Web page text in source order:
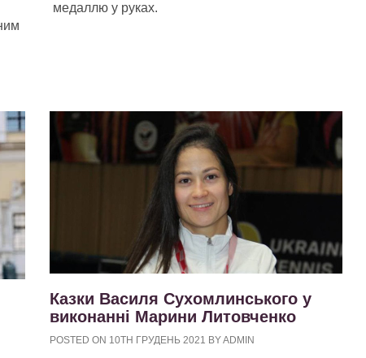
медаллю у руках.
Казки Василя Сухомлинського у
виконанні Марини Литовченко
POSTED ON 10TH ГРУДЕНЬ 2021 BY ADMIN